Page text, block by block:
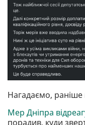
Нагадаємо,
Мер Дніпра
порадив, куди